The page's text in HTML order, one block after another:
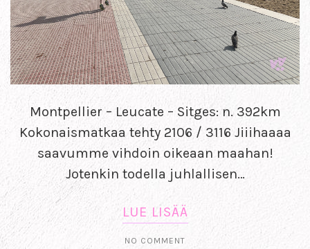
Montpellier – Leucate – Sitges: n. 392km
Kokonaismatkaa tehty 2106 / 3116 Jiiihaaaa
saavumme vihdoin oikeaan maahan!
Jotenkin todella juhlallisen…
LUE LISÄÄ
NO COMMENT